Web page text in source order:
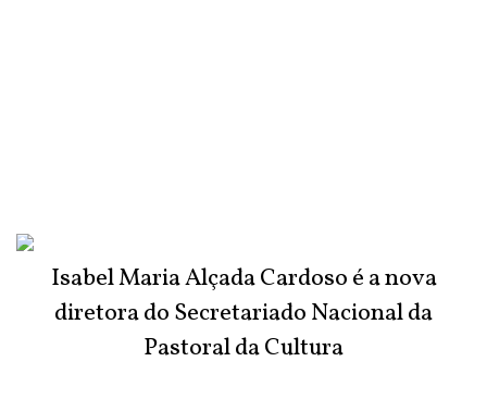
Isabel Maria Alçada Cardoso é a nova
diretora do Secretariado Nacional da
Pastoral da Cultura